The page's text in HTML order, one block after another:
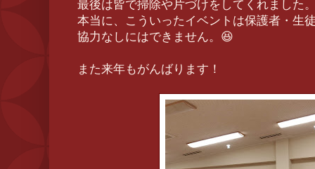
最後は皆で掃除や片づけをしてくれました
本当に、こういったイベントは保護者・生
協力なしにはできません。😆
また来年もがんばります！